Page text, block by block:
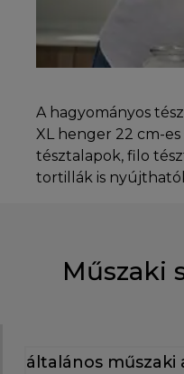
A hagyományos
XL henger 22 cm-
tésztalapok, filo
tortillák is
Műszaki
általános műszaki